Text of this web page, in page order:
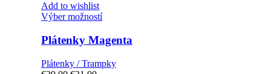
stránke
produktu.
Add to wishlist
Výber možnostíTento
má
viacero
variantov.
Možnosti
Plátenky Magenta
Plátenky / Trampky